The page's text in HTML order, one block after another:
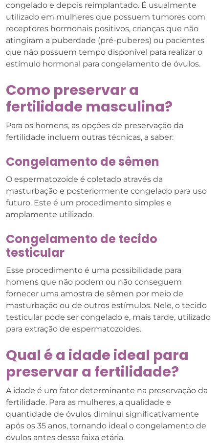
congelado e depois reimplantado. É usualmente
utilizado em mulheres que possuem tumores com
receptores hormonais positivos, crianças que não
atingiram a puberdade (pré-puberes) ou pacientes
que não possuem tempo disponível para realizar o
estímulo hormonal para congelamento de óvulos.
Como preservar a
fertilidade masculina?
Para os homens, as opções de preservação da
fertilidade incluem outras técnicas, a saber:
Congelamento de sêmen
O espermatozoide é coletado através da
masturbação e posteriormente congelado para uso
futuro. Este é um procedimento simples e
amplamente utilizado.
Congelamento de tecido
testicular
Esse procedimento é uma possibilidade para
homens que não podem ou não conseguem
fornecer uma amostra de sêmen por meio de
masturbação ou de outros estímulos. Nele, o tecido
testicular pode ser congelado e, mais tarde, utilizado
para extração de espermatozoides.
Qual é a idade ideal para
preservar a fertilidade?
A idade é um fator determinante na preservação da
fertilidade. Para as mulheres, a qualidade e
quantidade de óvulos diminui significativamente
após os 35 anos, tornando ideal o congelamento de
óvulos antes dessa faixa etária.